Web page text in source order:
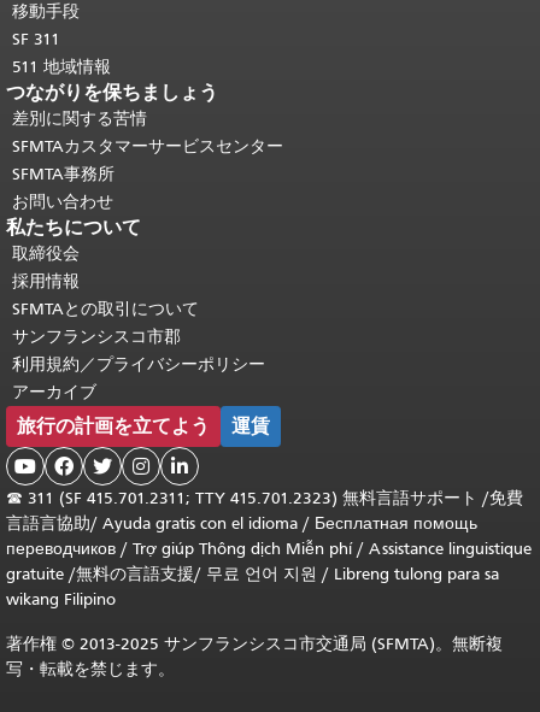
移動手段
SF 311
511 地域情報
つながりを保ちましょう
差別に関する苦情
SFMTAカスタマーサービスセンター
SFMTA事務所
お問い合わせ
私たちについて
取締役会
採用情報
SFMTAとの取引について
サンフランシスコ市郡
利用規約／プライバシーポリシー
アーカイブ
旅行の計画を立てよう 運賃
    
☎ 311 (SF 415.701.2311; TTY 415.701.2323) 無料言語サポート /免費
言語言協助/ Ayuda gratis con el idioma / Бесплатная помощь
переводчиков / Trợ giúp Thông dịch Miễn phí/ Assistance linguistique
gratuite /無料の言語支援/ 무료 언어 지원 / Libreng tulong para sa
wikang Filipino
著作権 © 2013-2025 サンフランシスコ市交通局 (SFMTA)。無断複
写・転載を禁じます。